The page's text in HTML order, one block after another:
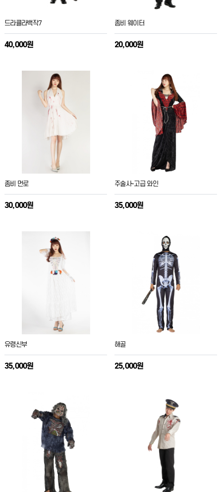
드라큘라백작7
40,000원
좀비 웨이터
20,000원
좀비 먼로
30,000원
주술사-고급 와인
35,000원
유령신부
35,000원
해골
25,000원